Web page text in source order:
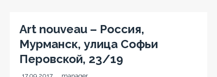
Art nouveau – Россия,
Мурманск, улица Софьи
Перовской, 23/19